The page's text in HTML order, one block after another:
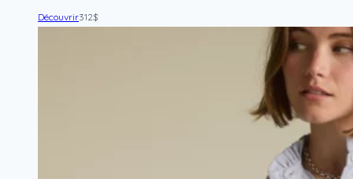
Découvrir312$